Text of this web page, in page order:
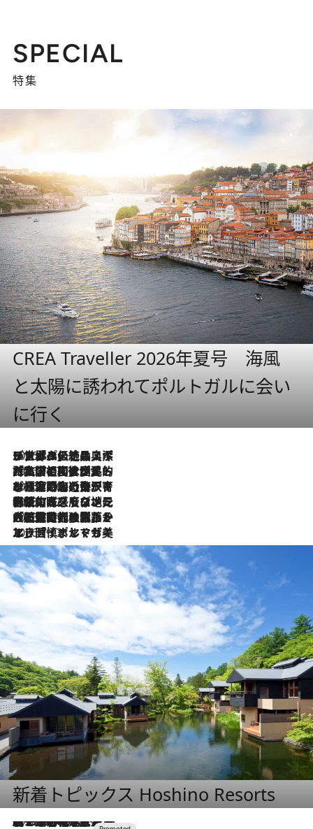
SPECIAL
特集
CREA Traveller 2026年夏号 海風
と太陽に誘われてポルトガルに会い
に行く
2026.8.8
リスボンの絶品スイーツ「パステル・デ・ナタ」とは？ポルトガル伝統の奥深い世界へ
2026.7.27
「私の祖国はポルトガル語です」国民的詩人フェルナンド・ペソアと、彼が愛した文学の街を歩く
2026.7.26
ポルトガル近海が育む極上の海の幸。キリリと冷えた白ワインと愉しむ、シーフード専門店の贅沢
2026.7.22
伝統の味をモダンに昇華。高感度な地元客が集う、リスボンの最旬ガストロノミー
2026.7.21
大航海時代の栄華から、震災、独裁、そして革命へ。ポルトガル・首都リスボンの石畳に刻まれた「歴史の光と影」
2026.7.13
エッセイ・ヤマザキマリ「慎ましくも美しき国 ポルトガル」
新着トピックス Hoshino Resorts
2026.8.7
【トンボの足水浴】ヒノキの香りに包まれて涼感マックス！約13℃の湧水かけ流しを避暑地「星野温泉 トンボの湯」で体験